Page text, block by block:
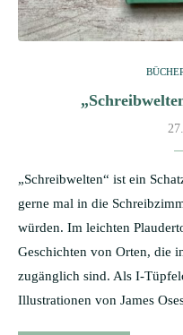
„Schreibwelten“ ist ein
gerne mal in die
würden. Im leichten
Geschichten von Orten, die
zugänglich sind. Als I-
Illustrationen von James